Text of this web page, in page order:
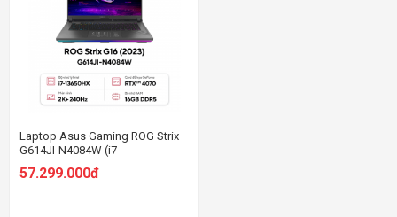
Laptop Asus Gaming ROG Strix
G614JI-N4084W (i7
SSD/16 QHD 240hz/RTX 4070
57.299.000đ